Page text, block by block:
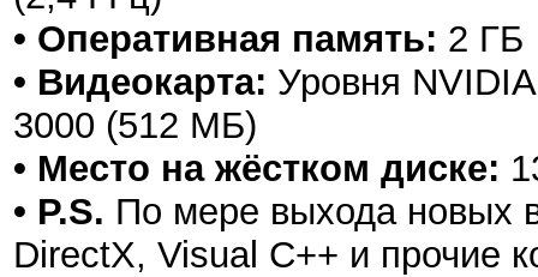
• Оперативная память: 2 ГБ
• Видеокарта: Уровня
3000 (512 МБ)
• Место на жёстком диске:
• P.S. По мере выхода новых
DirectX, Visual C++ и прочие